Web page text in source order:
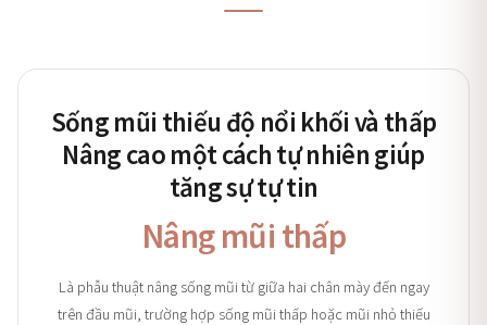
Sống mũi thiếu độ nổi khối và thấp
Nâng cao một cách tự nhiên giúp
tăng sự tự tin
Nâng mũi thấp
Là phẫu thuật nâng sống mũi từ giữa hai chân mày đến ngay
trên đầu mũi, trường hợp sống mũi thấp hoặc mũi nhỏ thiếu